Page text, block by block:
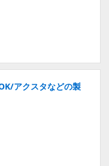
アクスタなどの製